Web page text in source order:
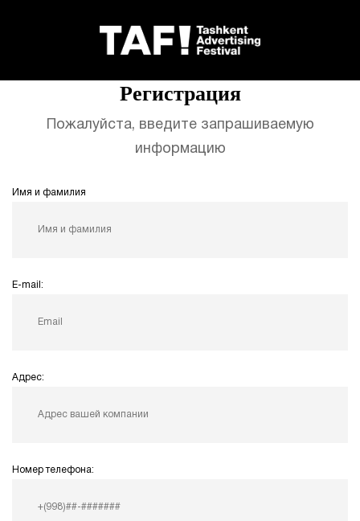
Регистрация
Пожалуйста, введите запрашиваемую
информацию
Имя и фамилия
E-mail:
Адрес:
Номер телефона: